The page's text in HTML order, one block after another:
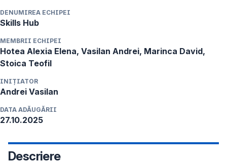
DENUMIREA ECHIPEI
Skills Hub
MEMBRII ECHIPEI
Hotea Alexia Elena, Vasilan Andrei, Marinca David,
INIȚIATOR
Andrei Vasilan
DATA ADĂUGĂRII
27.10.2025
Descriere